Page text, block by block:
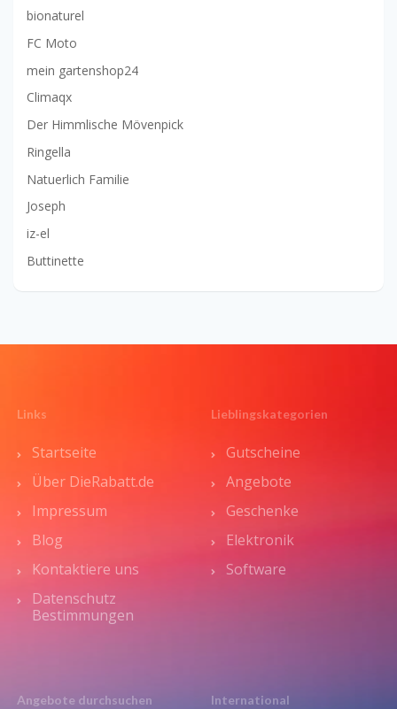
bionaturel
FC Moto
mein gartenshop24
Climaqx
Der Himmlische Mövenpick
Ringella
Natuerlich Familie
Joseph
iz-el
Buttinette
Links
Startseite
Über DieRabatt.de
Impressum
Blog
Kontaktiere uns
Datenschutz
Bestimmungen
Lieblingskategorien
Gutscheine
Angebote
Geschenke
Elektronik
Software
Angebote durchsuchen International